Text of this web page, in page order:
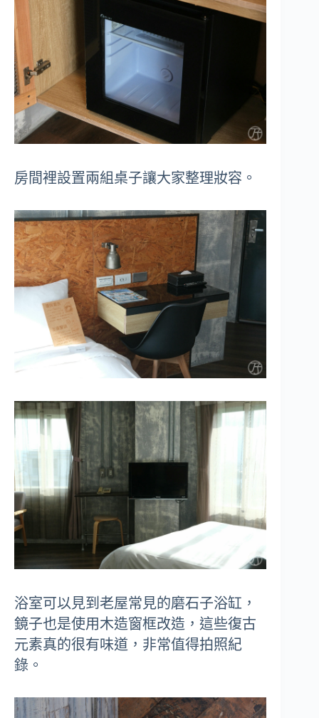
房間裡設置兩組桌子讓大家整理妝容。
浴室可以見到老屋常見的磨石子浴缸，
鏡子也是使用木造窗框改造，這些復古
元素真的很有味道，非常值得拍照紀
錄。